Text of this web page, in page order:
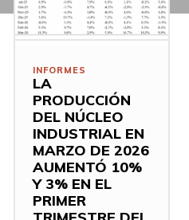
INFORMES
LA
PRODUCCIÓN
DEL NÚCLEO
INDUSTRIAL EN
MARZO DE 2026
AUMENTÓ 10%
Y 3% EN EL
PRIMER